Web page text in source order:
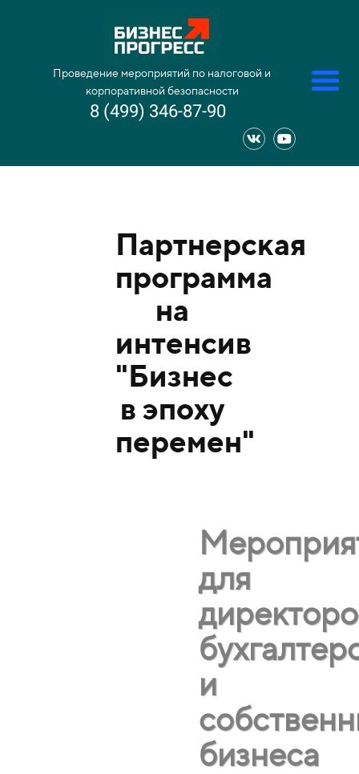
Проведение мероприятий по налоговой и
корпоративной безопасности
8 (499) 346-87-90
Партнерская
программа
на
интенсив
"Бизнес
в эпоху
перемен"
для
и
бизнеса